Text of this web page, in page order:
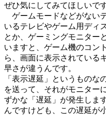
ぜひ気にしてみてほしいです
ゲームモードなどがない
いるテレビやゲーム用ディ
とか、ゲーミングモニター
いますと、ゲーム機のコン
ら、画面に表示されている
早さが違うんです。
「表示遅延」というものな
を送って、それがモニター
ずかな「遅延」が発生しま
んですけども、この遅延が